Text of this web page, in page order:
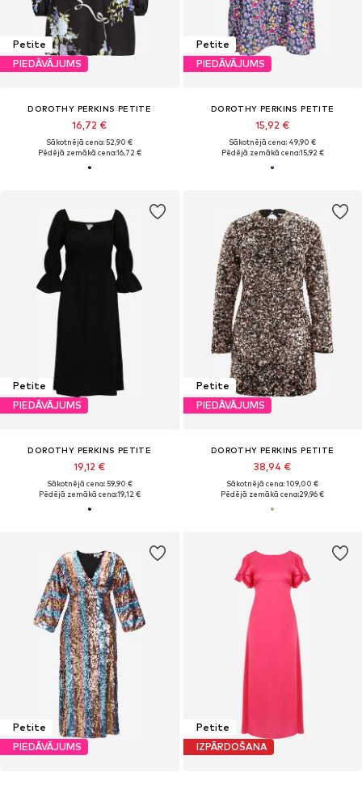
Petite
PIEDĀVĀJUMS
DOROTHY PERKINS PETITE
16,72 €
Sākotnējā cena: 52,90 €
Pēdējā zemākā cena:16,72 €
Petite
PIEDĀVĀJUMS
DOROTHY PERKINS PETITE
15,92 €
Sākotnējā cena: 49,90 €
Pēdējā zemākā cena:15,92 €
Petite
PIEDĀVĀJUMS
DOROTHY PERKINS PETITE
19,12 €
Sākotnējā cena: 59,90 €
Pēdējā zemākā cena:19,12 €
Petite
PIEDĀVĀJUMS
DOROTHY PERKINS PETITE
38,94 €
Sākotnējā cena: 109,00 €
Pēdējā zemākā cena:29,96 €
Petite
PIEDĀVĀJUMS
Petite
IZPĀRDOŠANA